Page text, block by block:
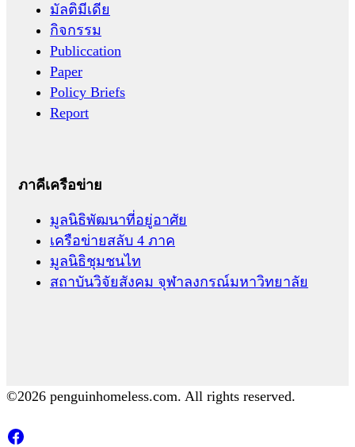
มัลติมีเดีย
กิจกรรม
Publiccation
Paper
Policy Briefs
Report
ภาคีเครือข่าย
มูลนิธิพัฒนาที่อยู่อาศัย
เครือข่ายสลับ 4 ภาค
มูลนิธิชุมชนไท
สถาบันวิจัยสังคม จุฬาลงกรณ์มหาวิทยาลัย
©2026 penguinhomeless.com. All rights reserved.